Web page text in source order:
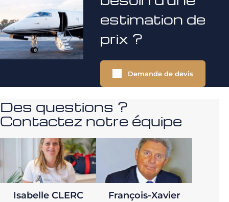
estimation de
prix ?
Demande de devis
Des questions ?
Contactez notre équipe
Isabelle CLERC
François-Xavier